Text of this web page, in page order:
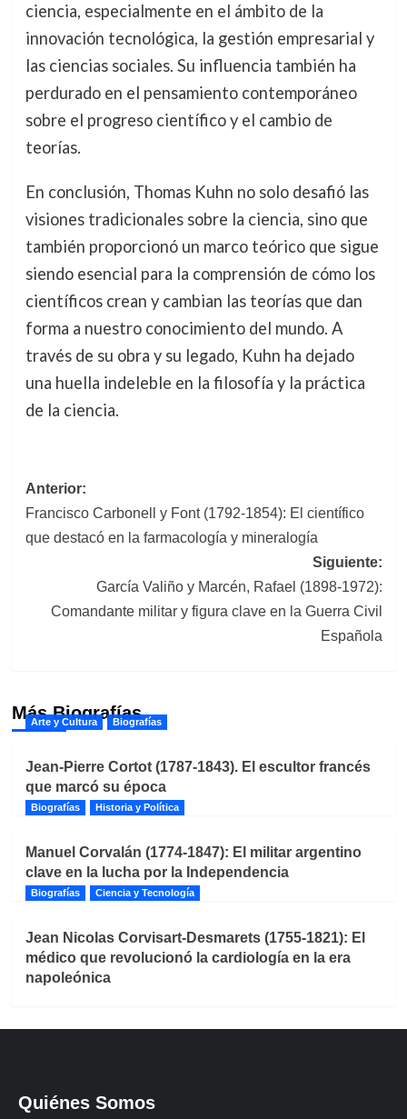
ciencia, especialmente en el ámbito de la
innovación tecnológica, la gestión empresarial y
las ciencias sociales. Su influencia también ha
perdurado en el pensamiento contemporáneo
sobre el progreso científico y el cambio de
teorías.
En conclusión, Thomas Kuhn no solo desafió las
visiones tradicionales sobre la ciencia, sino que
también proporcionó un marco teórico que sigue
siendo esencial para la comprensión de cómo los
científicos crean y cambian las teorías que dan
forma a nuestro conocimiento del mundo. A
través de su obra y su legado, Kuhn ha dejado
una huella indeleble en la filosofía y la práctica
de la ciencia.
Navegación
de
entradas
Anterior:
Francisco Carbonell y Font (1792-1854): El científico
que destacó en la farmacología y mineralogía
Siguiente:
García Valiño y Marcén, Rafael (1898-1972):
Comandante militar y figura clave en la Guerra Civil
Española
Más Biografías
Arte y Cultura Biografías
Jean-Pierre Cortot (1787-1843). El escultor francés
que marcó su época
Biografías Historia y Política
Manuel Corvalán (1774-1847): El militar argentino
clave en la lucha por la Independencia
Biografías Ciencia y Tecnología
Jean Nicolas Corvisart-Desmarets (1755-1821): El
médico que revolucionó la cardiología en la era
napoleónica
Quiénes Somos